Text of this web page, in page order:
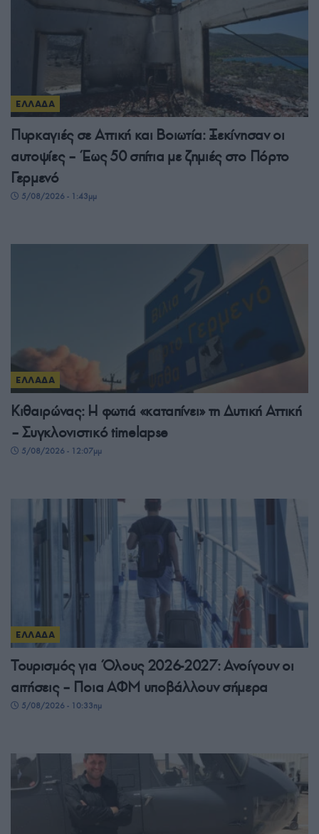
ΕΛΛΑΔΑ
Πυρκαγιές σε Αττική και Βοιωτία: Ξεκίνησαν οι
αυτοψίες – Έως 50 σπίτια με ζημιές στο Πόρτο
Γερμενό
5/08/2026 - 1:43μμ
ΕΛΛΑΔΑ
Κιθαιρώνας: Η φωτιά «καταπίνει» τη Δυτική Αττική
– Συγκλονιστικό timelapse
5/08/2026 - 12:07μμ
ΕΛΛΑΔΑ
Τουρισμός για Όλους 2026-2027: Ανοίγουν οι
αιτήσεις – Ποια ΑΦΜ υποβάλλουν σήμερα
5/08/2026 - 10:33πμ